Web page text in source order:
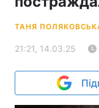
ТАНЯ
21:21, 14.03.25